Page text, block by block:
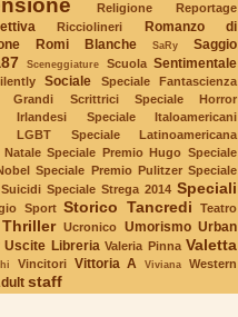
Religione Reportage
Ricciolineri
Romanzo di
Romi Blanche SaRy Saggio
Sceneggiature Scuola Sentimentale
Sociale
Speciale Fantascienza
Grandi Scrittrici
Speciale Horror
Irlandesi
Speciale Italoamericani
LGBT
Speciale Latinoamericana
Natale Speciale Premio Hugo Speciale
Speciale Premio Pulitzer Speciale
Speciale Strega 2014 Speciali
Sport Storico Tancredi
Teatro
Thriller Ucronico Umorismo Urban
Uscite Libreria Valeria Pinna Valetta
Vincitori Vittoria A Viviana Western
staff